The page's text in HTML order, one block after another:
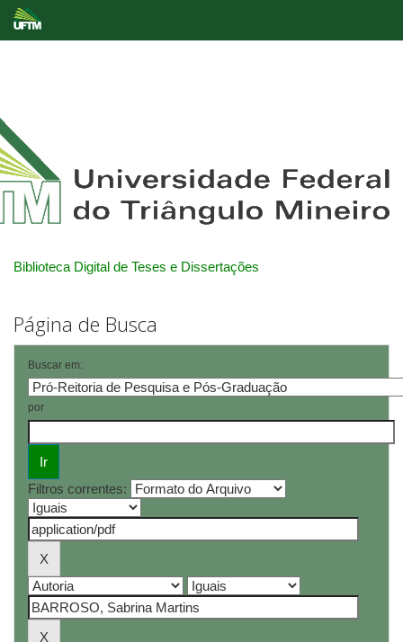
Biblioteca Digital de Teses e Dissertações
Página de Busca
Buscar em:
por
Filtros correntes: